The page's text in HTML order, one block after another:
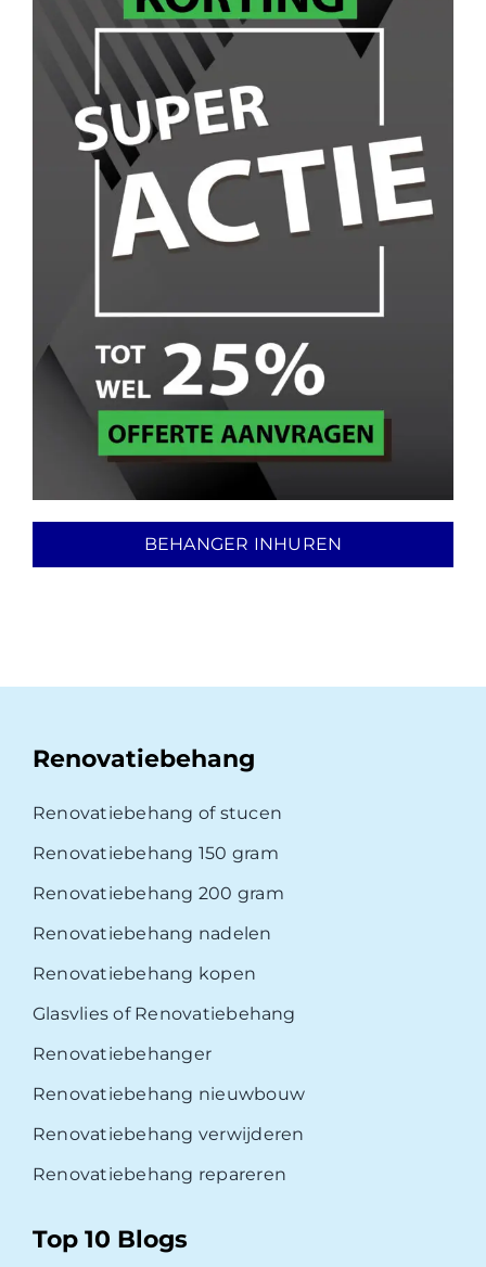
BEHANGER INHUREN
Renovatiebehang
Renovatiebehang of stucen
Renovatiebehang 150 gram
Renovatiebehang 200 gram
Renovatiebehang nadelen
Renovatiebehang kopen
Glasvlies of Renovatiebehang
Renovatiebehanger
Renovatiebehang nieuwbouw
Renovatiebehang verwijderen
Renovatiebehang repareren
Top 10 Blogs